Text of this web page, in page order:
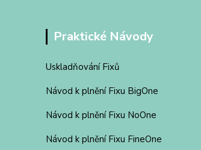
Praktické Návody
Uskladňování Fixů
Návod k plnění Fixu BigOne
Návod k plnění Fixu NoOne
Návod k plnění Fixu FineOne